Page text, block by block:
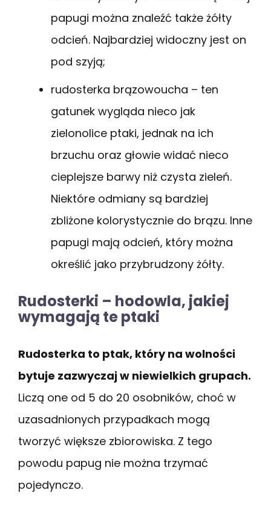
papugi można znaleźć także żółty
odcień. Najbardziej widoczny jest on
pod szyją;
rudosterka brązowoucha – ten
gatunek wygląda nieco jak
zielonolice ptaki, jednak na ich
brzuchu oraz głowie widać nieco
cieplejsze barwy niż czysta zieleń.
Niektóre odmiany są bardziej
zbliżone kolorystycznie do brązu. Inne
papugi mają odcień, który można
określić jako przybrudzony żółty.
Rudosterki – hodowla, jakiej
wymagają te ptaki
Rudosterka to ptak, który na wolności
bytuje zazwyczaj w niewielkich grupach.
Liczą one od 5 do 20 osobników, choć w
uzasadnionych przypadkach mogą
tworzyć większe zbiorowiska. Z tego
powodu papug nie można trzymać
pojedynczo.